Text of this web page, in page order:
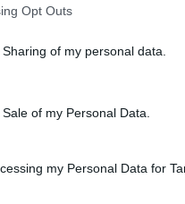
Opt Outs
of my personal data.
of my Personal Data.
my Personal Data for
στη Μαλαισία
στην
αυτοί συνθετικά
βρέθηκαν τα
εκρηκτικά. Τα